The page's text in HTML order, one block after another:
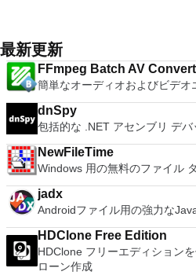
Svenska、Türkçe。
バイス間の接続をバックアップ
ボードの上のスクロールバーに
の高度なキーが含まれています。 Bluetoothキーボードの
試用の3つのバージョンがあり
ンごとに、RealVNCのWebサイ
ューターにVNC Connectをダ
に、RealVNCアカウントの資格
シンでVNC Viewerにサインイ
ーターを確認して接続できます。 VNC Connectを使用
と、セッションはエンドツーエ
はすぐに各コンピューターをパ
ューターへのログインに使用
ードを入力するだけです。 WIN 7,8,8.1,10をサポートしま
す。 VNC ViewerのMacバージョンをお探しですか？ここから
Microsoft Save as PDFまたは
Office systemソフトウェアの
Office systemソフトウェアのラ
す。 システム要件：サポート
ステム。 Windows Server 2003
XP Service Pack 2。
音楽、ビデオ、写真、録画した
しめます。 どこでも楽しめる -
写真にアクセスできます。
最新更新
FFmpeg Batch AV
簡単なオーディオおよびビデ
dnSpy
包括的な .NET アセンブリ デ
NewFileTime
Windows 用の無料のファイル
jadx
Androidファイル用の強力な
HDClone Free Edition
HDClone フリーエディション
ローン作成